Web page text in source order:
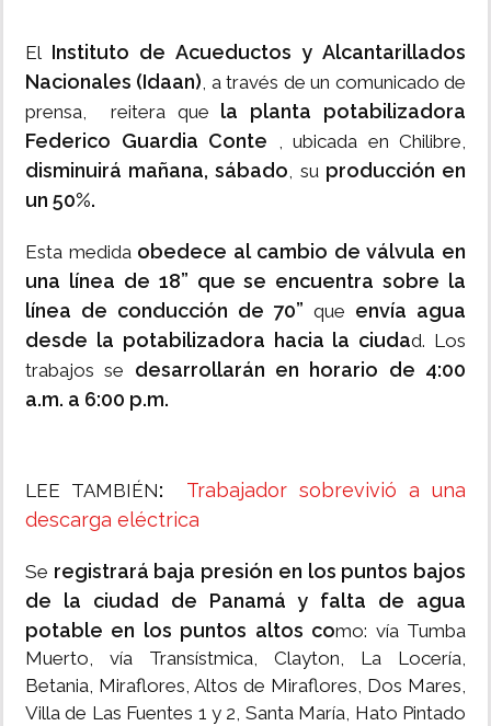
El Instituto de Acueductos y Alcantarillados
Nacionales (Idaan), a través de un comunicado de
prensa, reitera que la planta potabilizadora
Federico Guardia Conte , ubicada en Chilibre,
disminuirá mañana, sábado, su producción en
un 50%.
Esta medida obedece al cambio de válvula en
una línea de 18” que se encuentra sobre la
línea de conducción de 70” que envía agua
desde la potabilizadora hacia la ciudad. Los
trabajos se desarrollarán en horario de 4:00
a.m. a 6:00 p.m.
LEE TAMBIÉN: Trabajador sobrevivió a una
descarga eléctrica
Se registrará baja presión en los puntos bajos
de la ciudad de Panamá y falta de agua
potable en los puntos altos como: vía Tumba
Muerto, vía Transístmica, Clayton, La Locería,
Betania, Miraflores, Altos de Miraflores, Dos Mares,
Villa de Las Fuentes 1 y 2, Santa María, Hato Pintado